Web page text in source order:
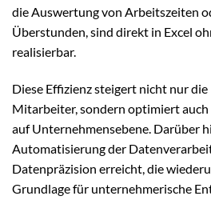
die Auswertung von Arbeitszeiten
Überstunden, sind direkt in Excel
realisierbar.
Diese Effizienz steigert nicht nur
Mitarbeiter, sondern optimiert auch
auf Unternehmensebene. Darüber
Automatisierung der
Datenpräzision erreicht, die
Grundlage für unternehmerische